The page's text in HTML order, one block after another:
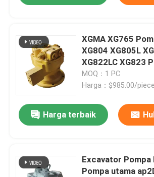
XGMA XG765
XG804 XG805L
XG822LC XG823
Excavator
MOQ：1 PC
Harga：$985.00/
Harga terbaik
Excavator Pompa
Pompa utama